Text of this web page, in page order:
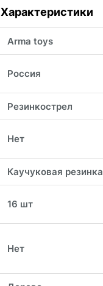
Характеристики
Arma toys
Россия
Резинкострел
Нет
Каучуковая резинка
16 шт
Нет